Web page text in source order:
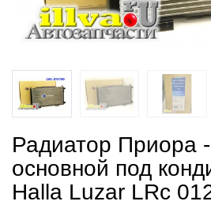
Радиатор Приора
основной под
Halla Luzar LRc